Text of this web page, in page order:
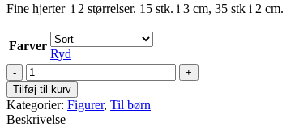
Fine hjerter i 2 størrelser. 15 stk. i 3 cm, 35 stk i 2 cm.
Farver
Ryd
Hjerter
50
stk.
antal
Tilføj til kurv
Kategorier: Figurer, Til børn
Beskrivelse